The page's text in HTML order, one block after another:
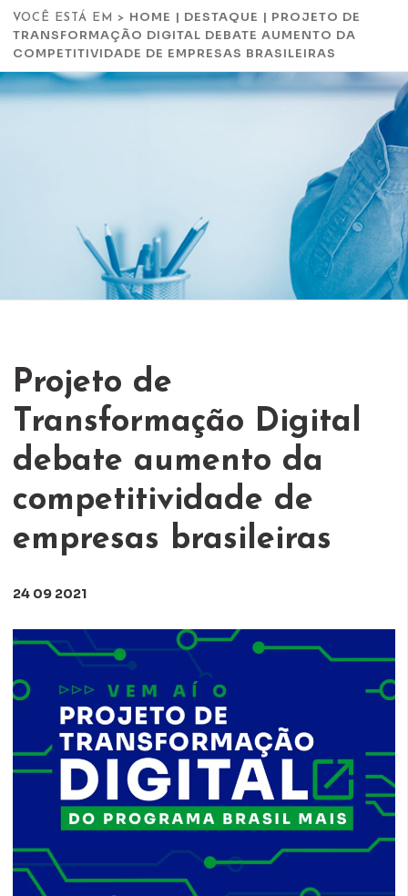
VOCÊ ESTÁ EM > HOME | DESTAQUE | PROJETO DE
TRANSFORMAÇÃO DIGITAL DEBATE AUMENTO DA
COMPETITIVIDADE DE EMPRESAS BRASILEIRAS
Projeto de
Transformação Digital
debate aumento da
competitividade de
empresas brasileiras
24 09 2021